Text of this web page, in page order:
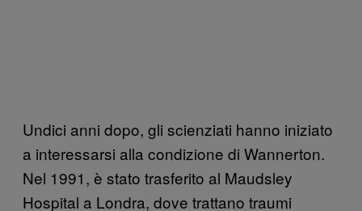
Undici anni dopo, gli scienziati hanno iniziato
a interessarsi alla condizione di Wannerton.
Nel 1991, è stato trasferito al Maudsley
Hospital a Londra, dove trattano traumi